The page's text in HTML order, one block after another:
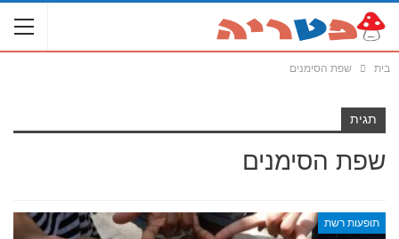
בית שפת הסימנים
תגית
שפת הסימנים
תופעות רשת